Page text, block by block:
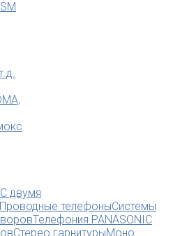
с
С двумя
Проводные телефоныСистемы
Телефония PANASONIC
Стерео гарнитурыМоно